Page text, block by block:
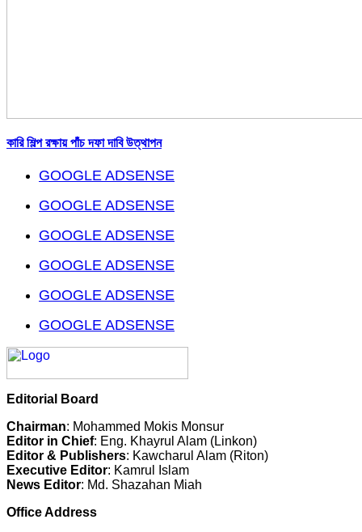
কারি শিল্প রক্ষায় পাঁচ দফা দাবি উত্থাপন
GOOGLE ADSENSE
GOOGLE ADSENSE
GOOGLE ADSENSE
GOOGLE ADSENSE
GOOGLE ADSENSE
GOOGLE ADSENSE
Editorial Board
Chairman: Mohammed Mokis Monsur
Editor in Chief: Eng. Khayrul Alam (Linkon)
Editor & Publishers: Kawcharul Alam (Riton)
Executive Editor: Kamrul Islam
News Editor: Md. Shazahan Miah
Office Address